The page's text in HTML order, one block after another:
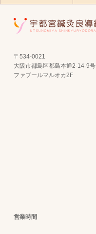
〒534-0021
大阪市都島区都島本通2-14-9号
ファブールマルオカ2F
営業時間